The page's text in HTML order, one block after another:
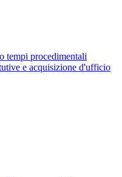
tempi procedimentali
e acquisizione d'ufficio